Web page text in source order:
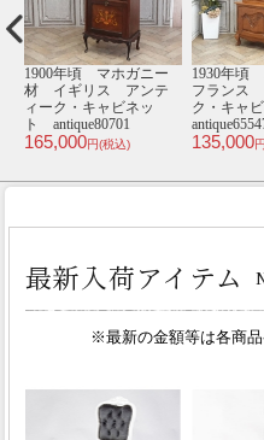
オーク材
ンティー
ネット
(税込)
1930年頃 オーク材
フランス アンティー
ク・キャビネット
antique65632
135,000 円(税込)